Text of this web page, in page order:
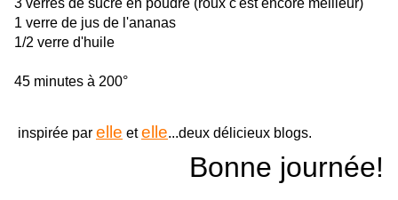
3 verres de sucre en poudre (roux c'est encore meilleur)
1 verre de jus de l'ananas
1/2 verre d'huile
45 minutes à 200°
inspirée par elle etelle...deux délicieux blogs.
Bonne journée!